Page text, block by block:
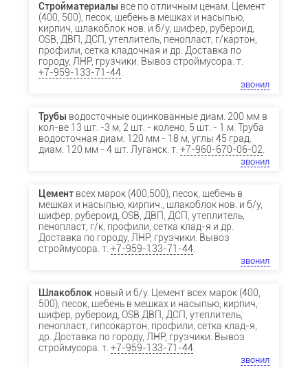
Стройматериалы все по отличным ценам. Цемент
(400, 500), песок, щебень в мешках и насыпью,
кирпич, шлакоблок нов. и б/у, шифер, рубероид,
OSB, ДВП, ДСП, утеплитель, пенопласт, г/картон,
профили, сетка кладочная и др. Доставка по
городу, ЛНР, грузчики. Вывоз строймусора. т.
+7-959-133-71-44.
звонил
Трубы водосточные оцинкованные диам. 200 мм в
кол-ве 13 шт. -3 м, 2 шт. - колено, 5 шт. - 1 м. Труба
водосточная диам. 120 мм - 18 м, углы 45 град.
диам. 120 мм - 4 шт. Луганск. т. +7-960-670-06-02.
звонил
Цементвсех марок (400,500), песок, щебень в
мешках и насыпью, кирпич., шлакоблок нов. и б/у,
шифер, рубероид, OSB, ДВП, ДСП, утеплитель,
пенопласт, г/к, профили, сетка клад-я и др.
Доставка по городу, ЛНР, грузчики. Вывоз
строймусора. т. +7-959-133-71-44.
звонил
Шлакоблокновый и б/у. Цемент всех марок (400,
500), песок, щебень в мешках и насыпью, кирпич,
шифер, рубероид, OSB ДВП, ДСП, утеплитель,
пенопласт, гипсокартон, профили, сетка клад-я,
др. Доставка по городу, ЛНР, грузчики. Вывоз
строймусора. т. +7-959-133-71-44.
звонил